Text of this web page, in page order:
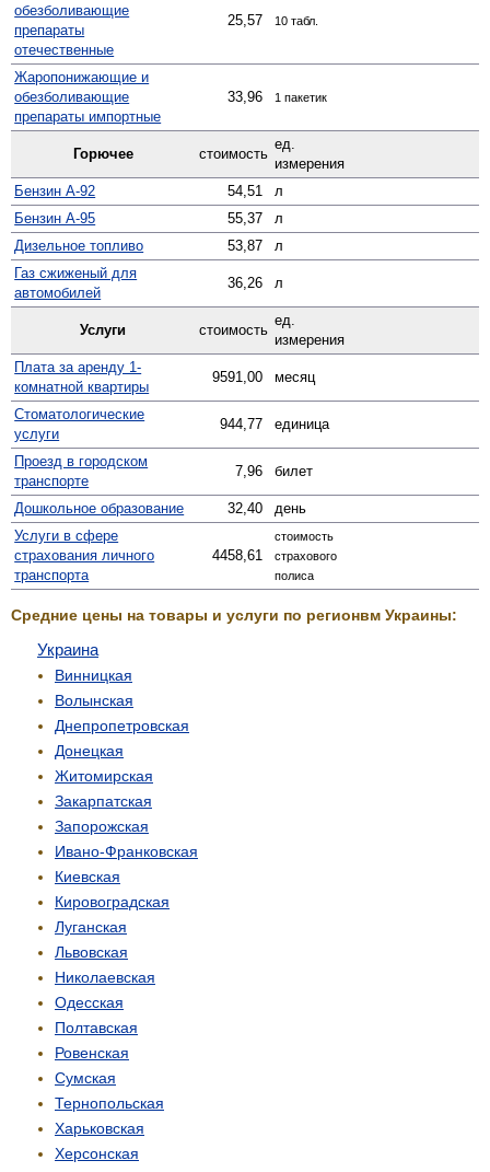
обезболивающие
препараты
отечественные
25,57 10 табл.
Жаро­понижающие и
обезболивающие
препараты импортные
33,96 1 пакетик
Горючее стоимость
ед.
измерения
Бензин А-92
54,51
л
Бензин А-95
55,37
л
Дизельное топливо
53,87
л
Газ сжиженый для
автомобилей
36,26 л
Услуги стоимость
ед.
измерения
Плата за аренду 1-
комнатной квартиры
9591,00 месяц
Стомато­логические
услуги
944,77 единица
Проезд в городском
транспорте
7,96 билет
Дошкольное образование 32,40
день
Услуги в сфере
страхования личного
транспорта
4458,61
стоимость
страхового
полиса
Средние цены на товары и услуги по регионвм Украины:
Украина
Винницкая
Волынская
Днепропетровская
Донецкая
Житомирская
Закарпатская
Запорожская
Ивано-Франковская
Киевская
Кировоградская
Луганская
Львовская
Николаевская
Одесская
Полтавская
Ровенская
Сумская
Тернопольская
Харьковская
Херсонская